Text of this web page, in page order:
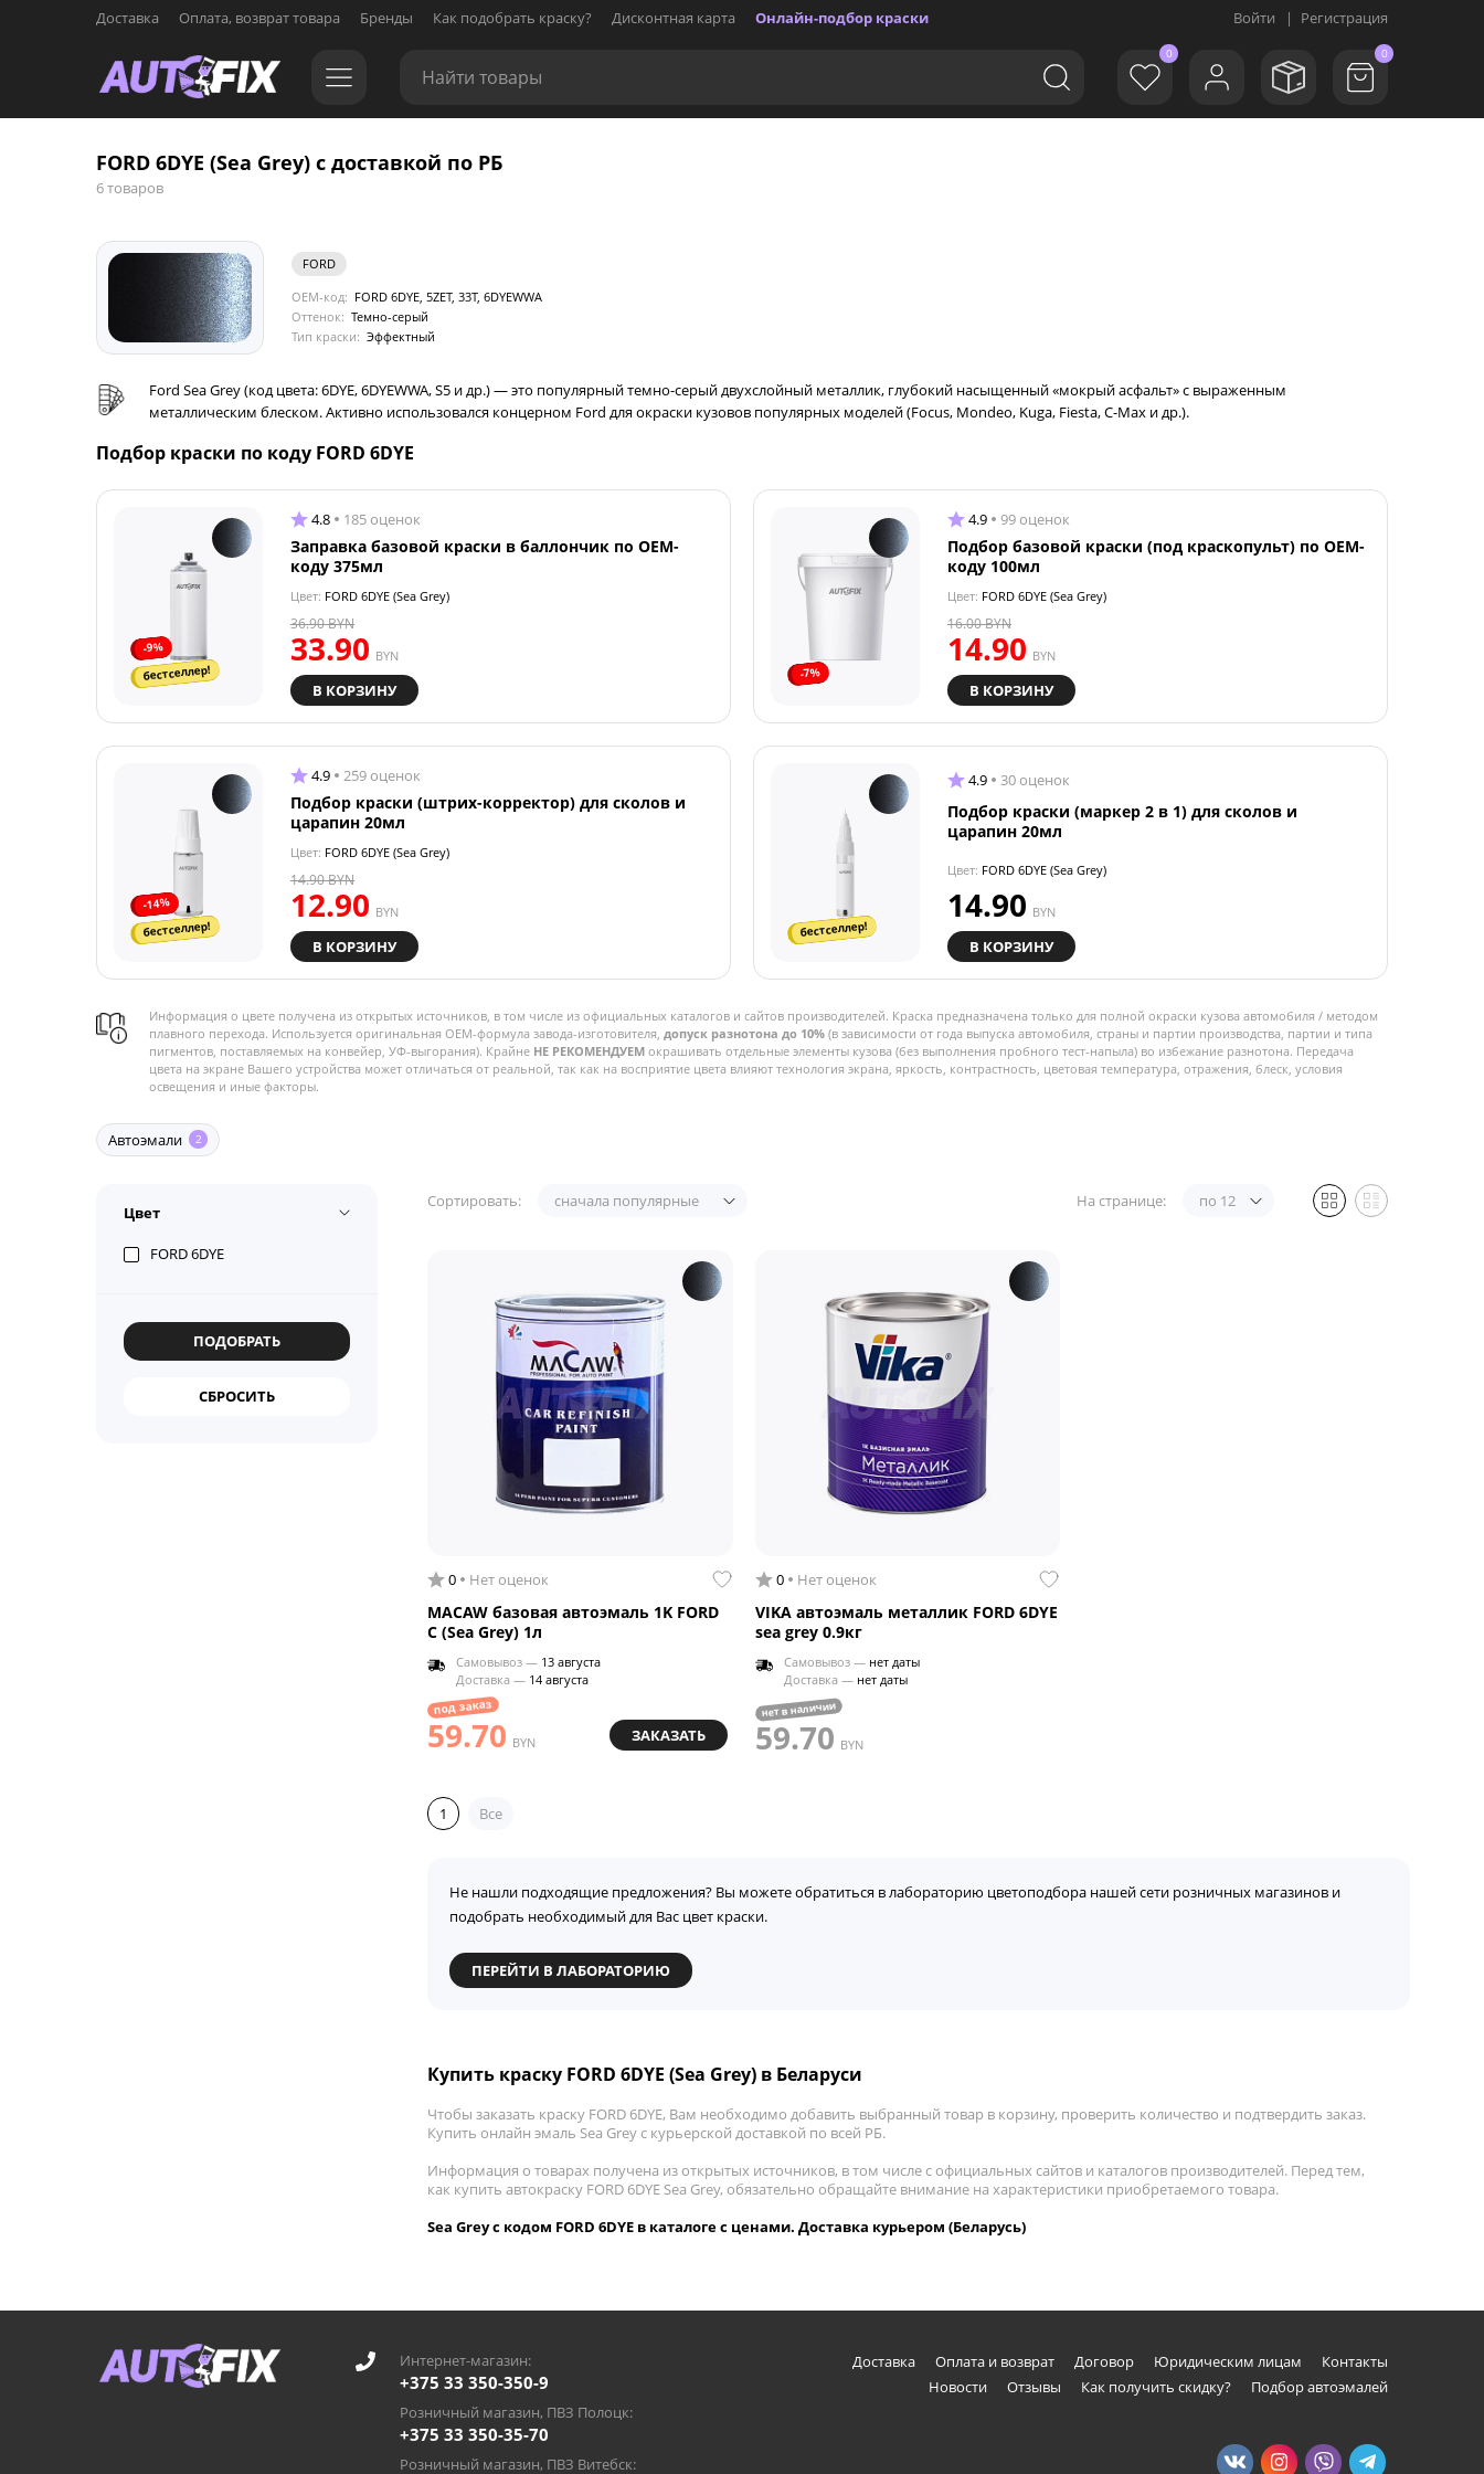
Доставка Оплата, возврат товара Бренды Как подобрать краску? Дисконтная карта Онлайн-подбор краски Войти | Регистрация
0 0
FORD 6DYE (Sea Grey) с доставкой по РБ
6 товаров
FORD
OEM-код: FORD 6DYE, 5ZET, 33T, 6DYEWWA
Оттенок: Темно-серый
Тип краски: Эффектный
Ford Sea Grey (код цвета: 6DYE, 6DYEWWA, S5 и др.) — это популярный темно-серый двухслойный металлик, глубокий насыщенный «мокрый асфальт» с выраженным
металлическим блеском. Активно использовался концерном Ford для окраски кузовов популярных моделей (Focus, Mondeo, Kuga, Fiesta, C-Max и др.).
Подбор краски по коду FORD 6DYE
-9%
бестселлер!
4.8 185 оценок
Заправка базовой краски в баллончик по OEM-
коду 375мл
Цвет: FORD 6DYE (Sea Grey)
33.90 BYN
36.90BYN
В КОРЗИНУ
-7%
4.9 99 оценок
Подбор базовой краски (под краскопульт) по OEM-
коду 100мл
Цвет: FORD 6DYE (Sea Grey)
14.90 BYN
16.00BYN
В КОРЗИНУ
-14%
бестселлер!
4.9 259 оценок
Подбор краски (штрих-корректор) для сколов и
царапин 20мл
Цвет: FORD 6DYE (Sea Grey)
12.90 BYN
14.90BYN
В КОРЗИНУ
бестселлер!
4.9 30 оценок
Подбор краски (маркер 2 в 1) для сколов и
царапин 20мл
Цвет: FORD 6DYE (Sea Grey)
14.90 BYN
В КОРЗИНУ
Информация о цвете получена из открытых источников, в том числе из официальных каталогов и сайтов производителей. Краска предназначена только для полной окраски кузова автомобиля / методом
плавного перехода. Используется оригинальная OEM-формула завода-изготовителя, допуск разнотона до 10% (в зависимости от года выпуска автомобиля, страны и партии производства, партии и типа
пигментов, поставляемых на конвейер, УФ-выгорания). Крайне НЕ РЕКОМЕНДУЕМ окрашивать отдельные элементы кузова (без выполнения пробного тест-напыла) во избежание разнотона. Передача
цвета на экране Вашего устройства может отличаться от реальной, так как на восприятие цвета влияют технология экрана, яркость, контрастность, цветовая температура, отражения, блеск, условия
освещения и иные факторы.
Автоэмали 2
Цвет
FORD 6DYE
Сортировать: сначала популярные На странице: по 12
0 Нет оценок
MACAW базовая автоэмаль 1K FORD
C (Sea Grey) 1л
Самовывоз — 13 августа
Доставка — 14 августа
под заказ
59.70 BYN ЗАКАЗАТЬ
0 Нет оценок
VIKA автоэмаль металлик FORD 6DYE
sea grey 0.9кг
Самовывоз — нет даты
Доставка — нет даты
нет в наличии
59.70 BYN
1 Все
Не нашли подходящие предложения? Вы можете обратиться в лабораторию цветоподбора нашей сети розничных магазинов и
подобрать необходимый для Вас цвет краски.
ПЕРЕЙТИ В ЛАБОРАТОРИЮ
Купить краску FORD 6DYE (Sea Grey) в Беларуси
Чтобы заказать краску FORD 6DYE, Вам необходимо добавить выбранный товар в корзину, проверить количество и подтвердить заказ.
Купить онлайн эмаль Sea Grey с курьерской доставкой по всей РБ.
Информация о товарах получена из открытых источников, в том числе с официальных сайтов и каталогов производителей. Перед тем,
как купить автокраску FORD 6DYE Sea Grey, обязательно обращайте внимание на характеристики приобретаемого товара.
Sea Grey с кодом FORD 6DYE в каталоге с ценами. Доставка курьером (Беларусь)
Интернет-магазин:
+375 33 350-350-9
Розничный магазин, ПВЗ Полоцк:
+375 33 350-35-70
Розничный магазин, ПВЗ Витебск:
Доставка Оплата и возврат Договор Юридическим лицам
Контакты
Новости
Отзывы Как получить скидку? Подбор автоэмалей